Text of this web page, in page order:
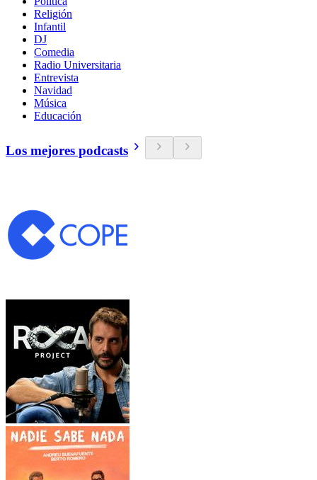
Religión
Infantil
DJ
Comedia
Radio Universitaria
Entrevista
Navidad
Música
Educación
Los mejores podcasts